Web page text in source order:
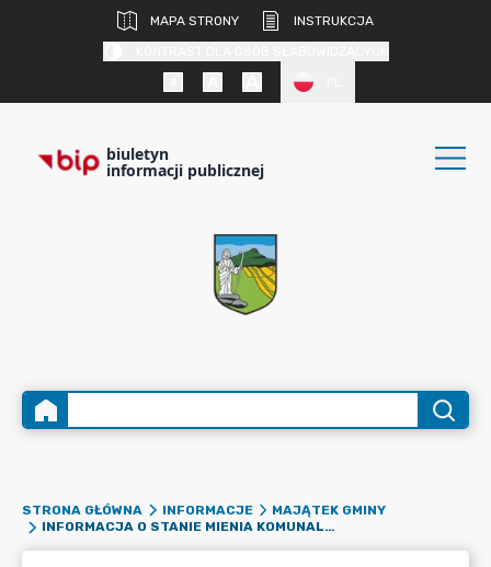
MAPA STRONY
INSTRUKCJA
biuletyn
informacji publicznej
STRONA GŁÓWNA INFORMACJE
MAJĄTEK GMINY
INFORMACJA O STANIE MIENIA KOMUNALNEGO GMINY PIELGRZYMKA 2016